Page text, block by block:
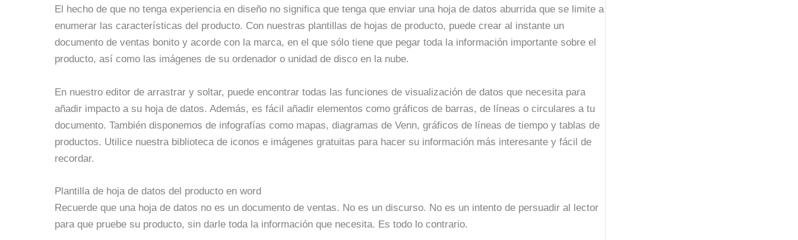
El hecho de que no tenga experiencia en diseño no significa que tenga que enviar una hoja de datos aburrida que se limite a
enumerar las características del producto. Con nuestras plantillas de hojas de producto, puede crear al instante un
documento de ventas bonito y acorde con la marca, en el que sólo tiene que pegar toda la información importante sobre el
producto, así como las imágenes de su ordenador o unidad de disco en la nube.
En nuestro editor de arrastrar y soltar, puede encontrar todas las funciones de visualización de datos que necesita para
añadir impacto a su hoja de datos. Además, es fácil añadir elementos como gráficos de barras, de líneas o circulares a tu
documento. También disponemos de infografías como mapas, diagramas de Venn, gráficos de líneas de tiempo y tablas de
productos. Utilice nuestra biblioteca de iconos e imágenes gratuitas para hacer su información más interesante y fácil de
recordar.
Plantilla de hoja de datos del producto en word
Recuerde que una hoja de datos no es un documento de ventas. No es un discurso. No es un intento de persuadir al lector
para que pruebe su producto, sin darle toda la información que necesita. Es todo lo contrario.